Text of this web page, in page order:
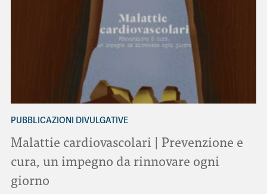
PUBBLICAZIONI DIVULGATIVE
Malattie cardiovascolari | Prevenzione e
cura, un impegno da rinnovare ogni
giorno